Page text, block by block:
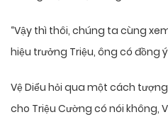
“Vậy thì thôi, chúng ta cùng
hiệu trưởng Triệu, ông có đồng
Vệ Diểu hỏi qua một cách
cho Triệu Cường có nói không,